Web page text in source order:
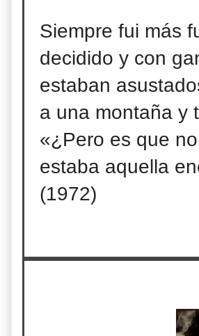
Siempre fui más
decidido y con
estaban
a una montaña y
«¿Pero es que
estaba aquella
(1972)